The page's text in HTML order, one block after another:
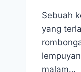
Sebuah
yang
malam…